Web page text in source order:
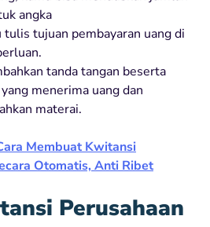
angka
tulis tujuan pembayaran uang di
tanda tangan beserta
menerima uang dan
materai.
Membuat Kwitansi
Otomatis, Anti Ribet
Perusahaan